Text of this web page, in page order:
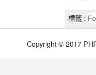
標籤 :
Copyright © 2017